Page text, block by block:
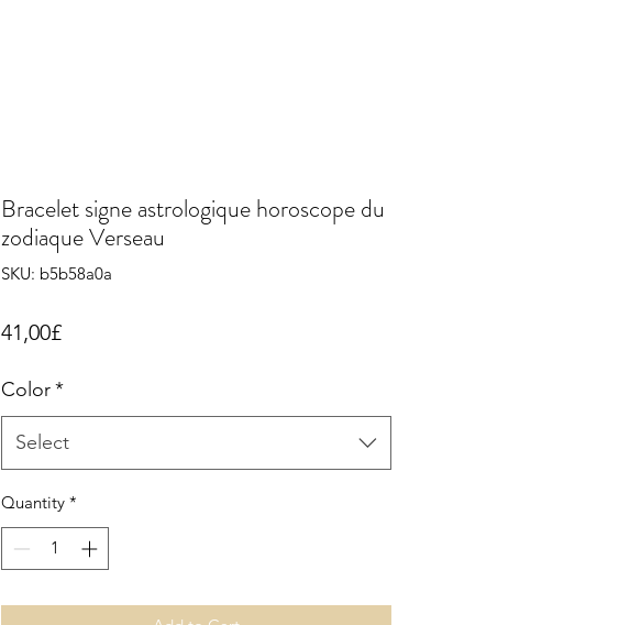
Bracelet signe astrologique horoscope du
zodiaque Verseau
SKU: b5b58a0a
41,00£Price
Color*
Select
Quantity *